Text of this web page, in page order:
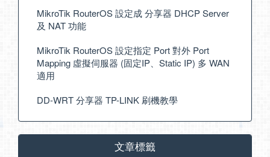
MikroTik RouterOS 設定成 分享器 DHCP Server
及 NAT 功能
MikroTik RouterOS 設定指定 Port 對外 Port
Mapping 虛擬伺服器 (固定IP、Static IP) 多 WAN
適用
DD-WRT 分享器 TP-LINK 刷機教學
文章標籤